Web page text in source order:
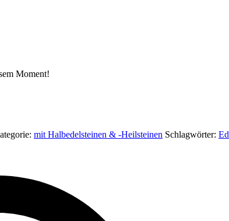
Moment!
mit Halbedelsteinen & -Heilsteinen Schlagwörter: